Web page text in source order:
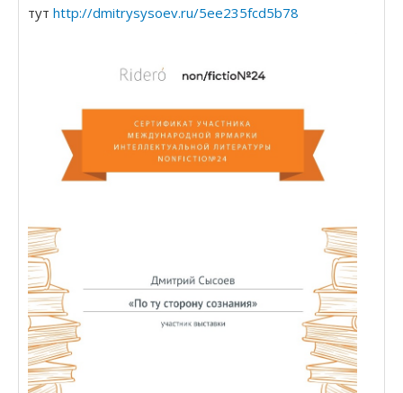
тут http://dmitrysysoev.ru/5ee235fcd5b78